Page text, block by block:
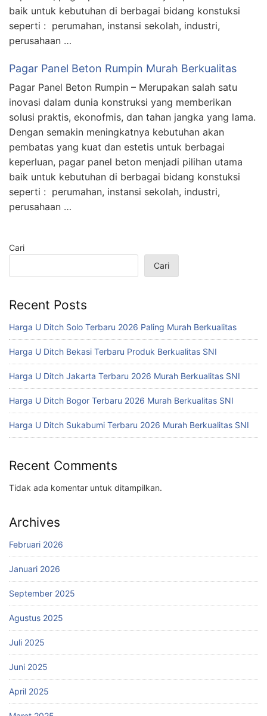
baik untuk kebutuhan di berbagai bidang konstuksi
seperti : perumahan, instansi sekolah, industri,
perusahaan …
Pagar Panel Beton Rumpin Murah Berkualitas
Pagar Panel Beton Rumpin – Merupakan salah satu
inovasi dalam dunia konstruksi yang memberikan
solusi praktis, ekonofmis, dan tahan jangka yang lama.
Dengan semakin meningkatnya kebutuhan akan
pembatas yang kuat dan estetis untuk berbagai
keperluan, pagar panel beton menjadi pilihan utama
baik untuk kebutuhan di berbagai bidang konstuksi
seperti : perumahan, instansi sekolah, industri,
perusahaan …
Cari
Cari
Recent Posts
Harga U Ditch Solo Terbaru 2026 Paling Murah Berkualitas
Harga U Ditch Bekasi Terbaru Produk Berkualitas SNI
Harga U Ditch Jakarta Terbaru 2026 Murah Berkualitas SNI
Harga U Ditch Bogor Terbaru 2026 Murah Berkualitas SNI
Harga U Ditch Sukabumi Terbaru 2026 Murah Berkualitas SNI
Recent Comments
Tidak ada komentar untuk ditampilkan.
Archives
Februari 2026
Januari 2026
September 2025
Agustus 2025
Juli 2025
Juni 2025
April 2025